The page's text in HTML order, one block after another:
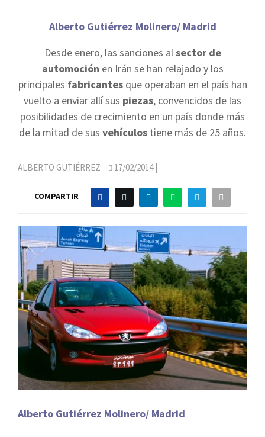
Alberto Gutiérrez Molinero/ Madrid
Desde enero, las sanciones alsector de
automoción en Irán se han relajado y los
principales fabricantesque operaban en el país han
vuelto a enviar allí sus piezas, convencidos de las
posibilidades de crecimiento en un país donde más
de la mitad de sus vehículos tiene más de 25 años.
ALBERTO GUTIÉRREZ 17/02/2014|
COMPARTIR
Alberto Gutiérrez Molinero/ Madrid